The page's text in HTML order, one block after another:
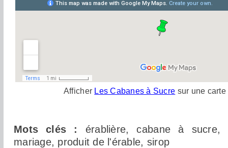
Afficher Les Cabanes à Sucre sur une
Mots clés :
érablière, cabane à sucre,
mariage, produit de l'érable, sirop